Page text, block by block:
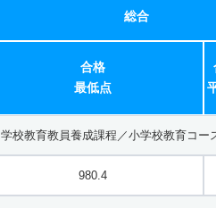
総合
合格
最低点
学校教育教員養成課程／小学校教育コ
980.4